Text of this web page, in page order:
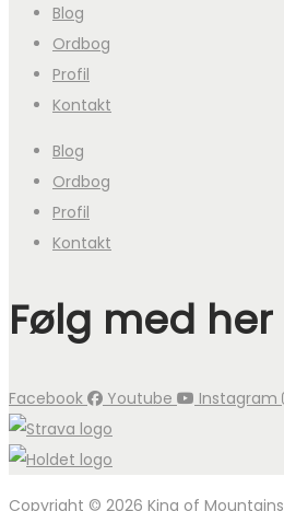
Blog
Ordbog
Profil
Kontakt
Blog
Ordbog
Profil
Kontakt
Følg med her
Facebook Youtube Instagram
Copyright © 2026 King of Mountains